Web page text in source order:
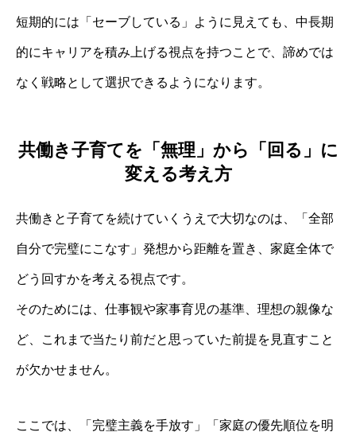
短期的には「セーブしている」ように見えても、中長期
的にキャリアを積み上げる視点を持つことで、諦めでは
なく戦略として選択できるようになります。
共働き子育てを「無理」から「回る」に
変える考え方
共働きと子育てを続けていくうえで大切なのは、「全部
自分で完璧にこなす」発想から距離を置き、家庭全体で
どう回すかを考える視点です。
そのためには、仕事観や家事育児の基準、理想の親像な
ど、これまで当たり前だと思っていた前提を見直すこと
が欠かせません。
ここでは、「完璧主義を手放す」「家庭の優先順位を明